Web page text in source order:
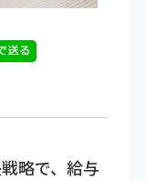
略で、給与